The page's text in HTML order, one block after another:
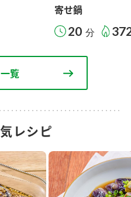
寄せ鍋
20 分
覧
レシピ